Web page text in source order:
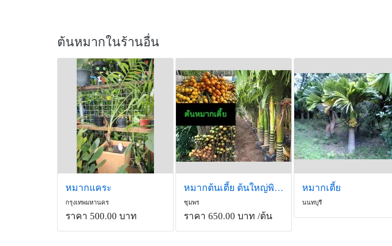
ต้นหมากในร้านอื่น
หมากแคระ
กรุงเทพมหานคร
ราคา 500.00 บาท
หมากต้นเตี้ย ต้นใหญ่พิเศษ ให้ผลผลิตเร็ว เก็บเกี่ยวผลผลิตง่าย
ชุมพร
ราคา 650.00 บาท /ต้น
หมากเตี้ย
นนทบุรี